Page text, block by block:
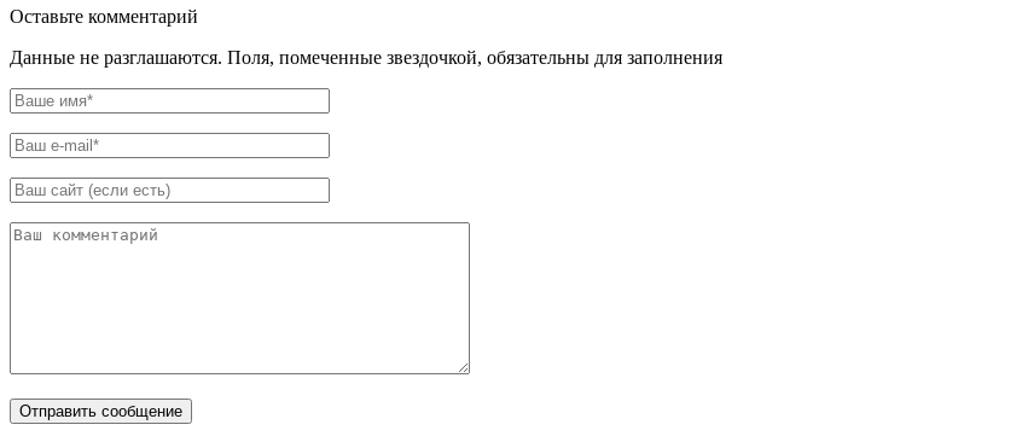
Оставьте комментарий
Данные не разглашаются. Поля, помеченные звездочкой, обязательны для заполнения